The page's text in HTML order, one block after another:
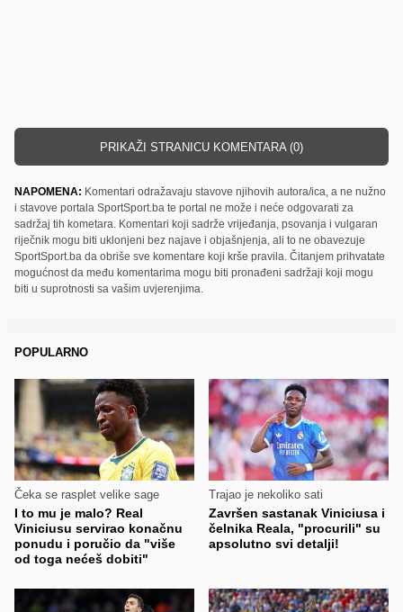
PRIKAŽI STRANICU KOMENTARA (0)
NAPOMENA: Komentari odražavaju stavove njihovih autora/ica, a ne nužno
i stavove portala SportSport.ba te portal ne može i neće odgovarati za
sadržaj tih kometara. Komentari koji sadrže vrijeđanja, psovanja i vulgaran
riječnik mogu biti uklonjeni bez najave i objašnjenja, ali to ne obavezuje
SportSport.ba da obriše sve komentare koji krše pravila. Čitanjem prihvatate
mogućnost da među komentarima mogu biti pronađeni sadržaji koji mogu
biti u suprotnosti sa vašim uvjerenjima.
POPULARNO
Čeka se rasplet velike sage
I to mu je malo? Real
Viniciusu servirao konačnu
ponudu i poručio da "više
od toga nećeš dobiti"
Trajao je nekoliko sati
Završen sastanak Viniciusa i
čelnika Reala, "procurili" su
apsolutno svi detalji!